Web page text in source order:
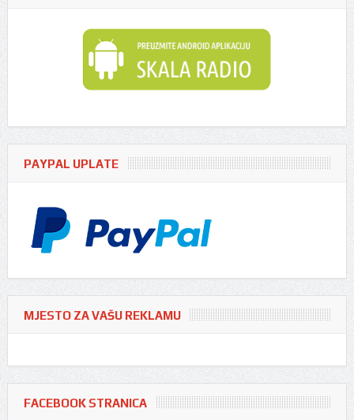
PAYPAL UPLATE
MJESTO ZA VAŠU REKLAMU
FACEBOOK STRANICA